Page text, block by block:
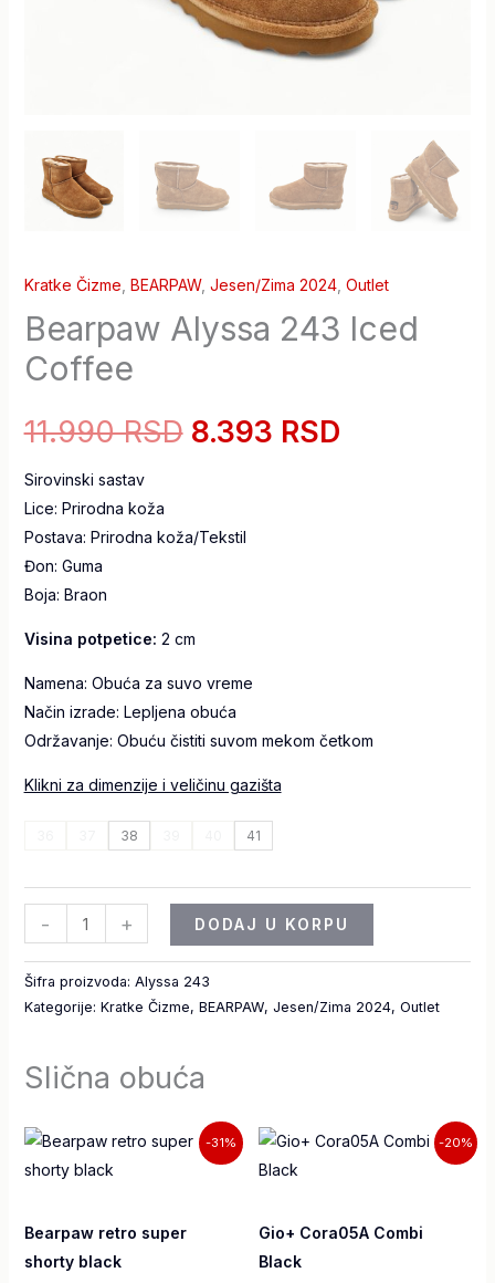
Kratke Čizme BEARPAW, Jesen/Zima 2024, Outlet
Bearpaw Alyssa 243 Iced
Coffee
11.990 RSD 8.393 RSD
Sirovinski sastav
Lice: Prirodna koža
Postava: Prirodna koža/Tekstil
Đon: Guma
Boja: Braon
Visina potpetice: 2 cm
Namena: Obuća za suvo vreme
Način izrade: Lepljena obuća
Održavanje: Obuću čistiti suvom mekom četkom
Klikni za dimenzije i veličinu gazišta
38 41
- + DODAJ U KORPU
Šifra proizvoda: Alyssa 243
Kategorije: Kratke Čizme, BEARPAW, Jesen/Zima 2024, Outlet
Slična obuća
-31%
Bearpaw retro super
shorty black
Originalna
cena
je
Trenutna
cena
-20%
Gio+ Cora05A Combi
Black
Originalna
cena
Trenutna
cena